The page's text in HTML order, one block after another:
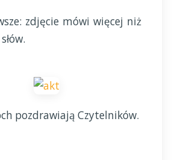
zdjęcie mówi więcej niż
pozdrawiają Czytelników.